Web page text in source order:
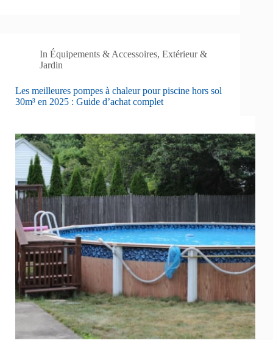
In Équipements & Accessoires,Extérieur &
Jardin
Les meilleures pompes à chaleur pour piscine hors sol
30m³ en 2025 : Guide d’achat complet